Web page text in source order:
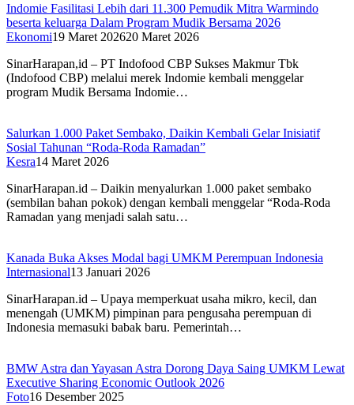
Indomie Fasilitasi Lebih dari 11.300 Pemudik Mitra Warmindo
beserta keluarga Dalam Program Mudik Bersama 2026
Ekonomi19 Maret 202620 Maret 2026
SinarHarapan,id – PT Indofood CBP Sukses Makmur Tbk
(Indofood CBP) melalui merek Indomie kembali menggelar
program Mudik Bersama Indomie…
Salurkan 1.000 Paket Sembako, Daikin Kembali Gelar Inisiatif
Sosial Tahunan “Roda-Roda Ramadan”
Kesra14 Maret 2026
SinarHarapan.id – Daikin menyalurkan 1.000 paket sembako
(sembilan bahan pokok) dengan kembali menggelar “Roda-Roda
Ramadan yang menjadi salah satu…
Kanada Buka Akses Modal bagi UMKM Perempuan Indonesia
Internasional13 Januari 2026
SinarHarapan.id – Upaya memperkuat usaha mikro, kecil, dan
menengah (UMKM) pimpinan para pengusaha perempuan di
Indonesia memasuki babak baru. Pemerintah…
BMW Astra dan Yayasan Astra Dorong Daya Saing UMKM Lewat
Executive Sharing Economic Outlook 2026
Foto16 Desember 2025